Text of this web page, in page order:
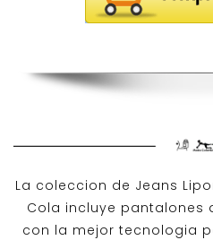
La coleccion de Jeans
Cola incluye pantalones
con la mejor tecnologia